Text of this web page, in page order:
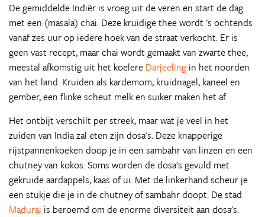
De gemiddelde Indiër is vroeg uit de veren en start de dag
met een (masala) chai. Deze kruidige thee wordt 's ochtends
vanaf zes uur op iedere hoek van de straat verkocht. Er is
geen vast recept, maar chai wordt gemaakt van zwarte thee,
meestal afkomstig uit het koelere Darjeeling in het noorden
van het land. Kruiden als kardemom, kruidnagel, kaneel en
gember, een flinke scheut melk en suiker maken het af.
Het ontbijt verschilt per streek, maar wat je veel in het
zuiden van India zal eten zijn dosa's. Deze knapperige
rijstpannenkoeken doop je in een sambahr van linzen en een
chutney van kokos. Soms worden de dosa's gevuld met
gekruide aardappels, kaas of ui. Met de linkerhand scheur je
een stukje die je in de chutney of sambahr doopt. De stad
Madurai is beroemd om de enorme diversiteit aan dosa's.